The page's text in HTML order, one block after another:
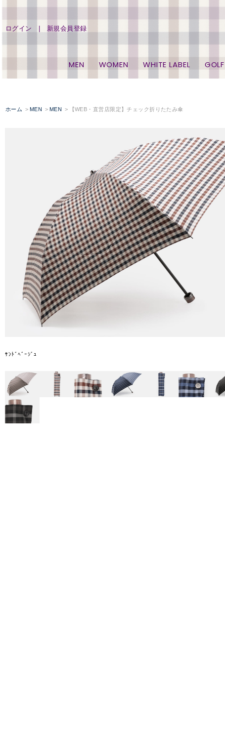
ログイン 新規会員登録
MEN WOMEN WHITE LABEL GOLF
ホーム MEN MEN 【WEB・直営店限定】チェック折りたたみ傘
ｻﾝﾄﾞﾍﾞｰｼﾞｭ